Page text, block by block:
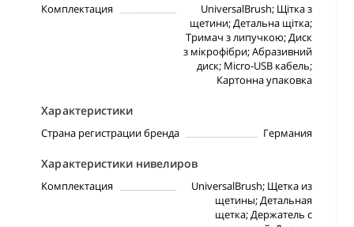
Комплектация
UniversalBrush; Щітка з
щетини; Детальна щітка;
Тримач з липучкою; Диск
з мікрофібри; Абразивний
диск; Micro-USB кабель;
Картонна упаковка
Характеристики
Страна регистрации бренда Германия
Характеристики нивелиров
Комплектация
UniversalBrush; Щетка из
щетины; Детальная
щетка; Держатель с